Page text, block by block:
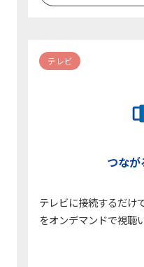
テレビ
つなが
テレビに接続するだけ
をオンデマンドで視聴